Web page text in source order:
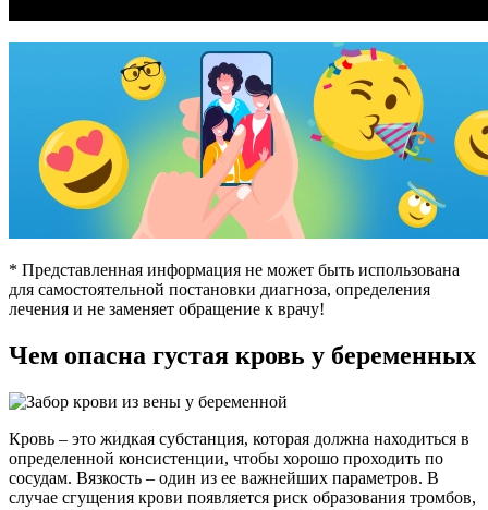
* Представленная информация не может быть использована
для самостоятельной постановки диагноза, определения
лечения и не заменяет обращение к врачу!
Чем опасна густая кровь у беременных
Кровь – это жидкая субстанция, которая должна находиться в
определенной консистенции, чтобы хорошо проходить по
сосудам. Вязкость – один из ее важнейших параметров. В
случае сгущения крови появляется риск образования тромбов,